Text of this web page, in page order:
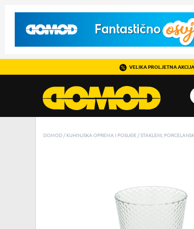
VELIKA PROLJETNA AKCIJA
DOMOD KUHINJSKA OPREMA I POSUĐE STAKLENI,